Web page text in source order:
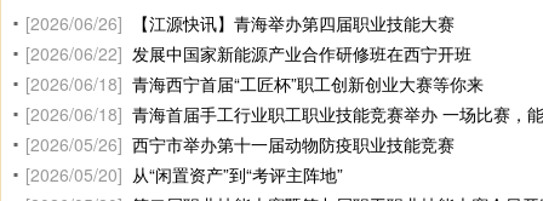
[2026/06/26]
【江源快讯】青海举办第四届职业技能大赛
[2026/06/22] 发展中国家新能源产业合作研修班在西宁开班
[2026/06/18] 青海西宁首届“工匠杯”职工创新创业大赛等你来
[2026/06/18] 青海首届手工行业职工职业技能竞赛举办 一场比赛，
[2026/05/26] 西宁市举办第十一届动物防疫职业技能竞赛
[2026/05/20] 从“闲置资产”到“考评主阵地”